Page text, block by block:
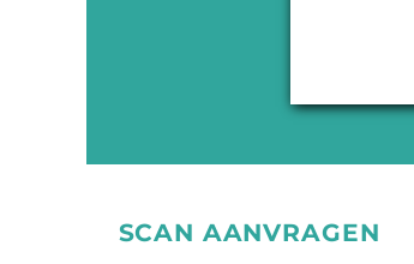
SCAN AANVRAGEN